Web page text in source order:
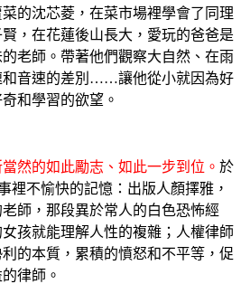
的沈芯菱，在菜市場裡學會了同理
，在花蓮後山長大，愛玩的爸爸是
老師。帶著他們觀察大自然、在雨
和音速的差別……讓他從小就因為好
和學習的欲望。
然的如此勵志、如此一步到位。 於
裡不愉快的記憶：出版人顏擇雅，
師，那段異於常人的白色恐怖經
孩就能理解人性的複雜；人權律師
的本質，累積的憤怒和不平等，促
律師。